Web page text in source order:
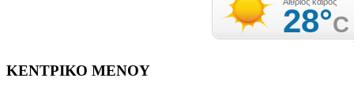
ΚΕΝΤΡΙΚΟ ΜΕΝΟΥ